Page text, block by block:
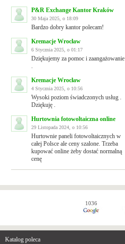
P&R Exchange Kantor Kraków
30 Maja 2025, o 18:09
Bardzo dobry kantor polecam!
Kremacje Wrocław
6 Stycznia 2025, o 01:17
Dziękujemy za pomoc i zaangażowanie
Kremacje Wrocław
4 Stycznia 2025, o 10:56
Wysoki poziom świadczonych usług .
Dziękuję .
Hurtownia fotowoltaiczna online
29 Listopada 2024, o 10:56
Hurtownie paneli fotowoltaicznych w
całej Polsce ale ceny szalone. Trzeba
kupować online żeby dostać normalną
cenę
1036
Katalog poleca